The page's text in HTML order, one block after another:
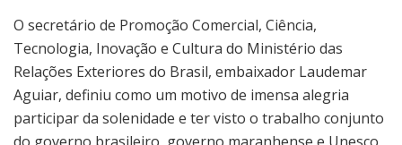
O secretário de Promoção Comercial, Ciência,
Tecnologia, Inovação e Cultura do Ministério das
Relações Exteriores do Brasil, embaixador Laudemar
Aguiar, definiu como um motivo de imensa alegria
participar da solenidade e ter visto o trabalho conjunto